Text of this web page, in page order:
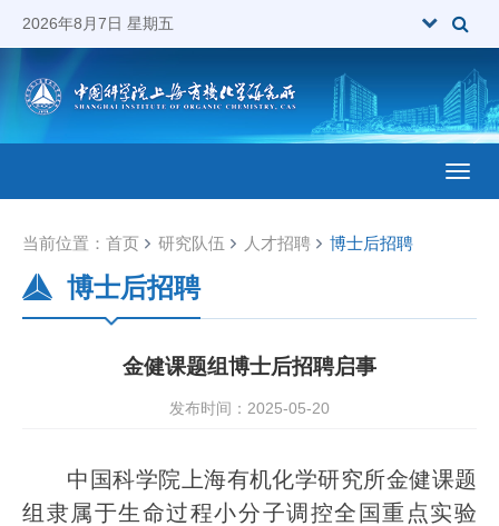
2026年8月7日 星期五
当前位置： 首页 研究队伍 人才招聘 博士后招聘
博士后招聘
金健课题组博士后招聘启事
发布时间：2025-05-20
中国科学院上海有机化学研究所金健课题
组隶属于生命过程小分子调控全国重点实验